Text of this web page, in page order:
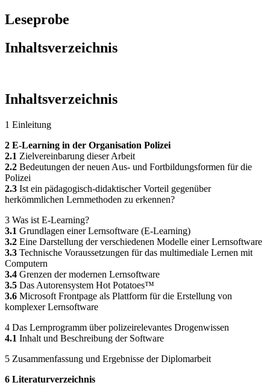
Leseprobe
Inhaltsverzeichnis
Inhaltsverzeichnis
1 Einleitung
2 E-Learning in der Organisation Polizei
2.1 Zielvereinbarung dieser Arbeit
2.2 Bedeutungen der neuen Aus- und Fortbildungsformen für die
Polizei
2.3 Ist ein pädagogisch-didaktischer Vorteil gegenüber
herkömmlichen Lernmethoden zu erkennen?
3 Was ist E-Learning?
3.1 Grundlagen einer Lernsoftware (E-Learning)
3.2 Eine Darstellung der verschiedenen Modelle einer Lernsoftware
3.3 Technische Voraussetzungen für das multimediale Lernen mit
Computern
3.4 Grenzen der modernen Lernsoftware
3.5 Das Autorensystem Hot Potatoes™
3.6 Microsoft Frontpage als Plattform für die Erstellung von
komplexer Lernsoftware
4 Das Lernprogramm über polizeirelevantes Drogenwissen
4.1 Inhalt und Beschreibung der Software
5 Zusammenfassung und Ergebnisse der Diplomarbeit
6 Literaturverzeichnis